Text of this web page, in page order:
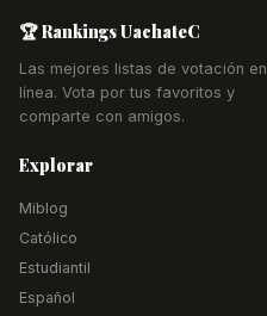
🏆 Rankings UachateC
Las mejores listas de votación en
línea. Vota por tus favoritos y
comparte con amigos.
Explorar
Miblog
Católico
Estudiantil
Español